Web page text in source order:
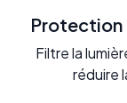
Protection
Filtre la
réduire